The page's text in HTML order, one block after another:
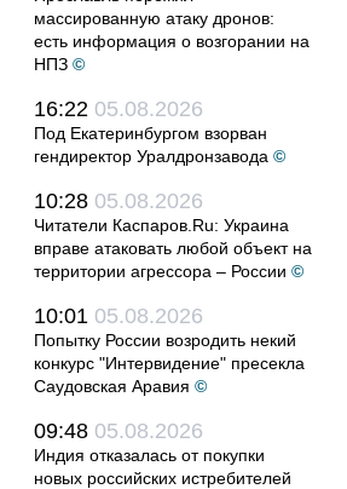
массированную атаку дронов:
есть информация о возгорании на
НПЗ ©
16:22 05.08.2026
Под Екатеринбургом взорван
гендиректор Уралдронзавода ©
10:28 05.08.2026
Читатели Каспаров.Ru: Украина
вправе атаковать любой объект на
территории агрессора – России ©
10:01 05.08.2026
Попытку России возродить некий
конкурс "Интервидение" пресекла
Саудовская Аравия ©
09:48 05.08.2026
Индия отказалась от покупки
новых российских истребителей